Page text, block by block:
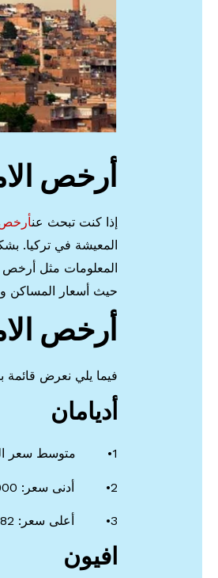
أرخص
إذا كنت تبحث عن
المعيشة في تركيا.
المعلومات مثل أرخص
حيث أسعار المساكن
أرخص
فيما يلي نعرض
أديامان
1• متوسط سعر الوحدة التي تبلغ مساحتها 100 متر مربع 146 ألف ليرة
2• أدنى سعر: 120.000 ليرة
3• أعلى سعر: 182 ألف ليرة
افيون